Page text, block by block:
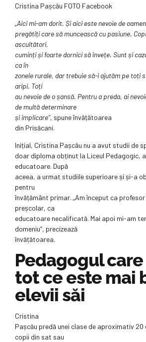
Cristina Pașcău FOTO Facebook
„Aici mi-am dorit. Și aici este nevoie de
pregătiți care să muncească cu pasiune.
ascultători,
cuminți și foarte dornici să învețe. Sunt și
ca în
zonele rurale, dar trebuie să-i ajutăm pe toți
aripi. Toți
au nevoie de o șansă. Pentru a preda, ai
de multă determinare
și implicare“, spune învățătoarea
din Prisăcani.
Inițial, Cristina Pașcău nu a avut studii de
doar diploma obținut la Liceul Pedagogic,
educatoare. După
aceea, a urmat studiile superioare și și-a
pentru
învățământ primar. „Am început ca
preșcolar, ca
educatoare necalificată. Mai apoi mi-am
domeniu“, precizează
învățătoarea.
Pedagogul
tot ce este mai
elevii săi
Cristina
Pașcău predă unei clase de aproximativ 20
copii din sat sau